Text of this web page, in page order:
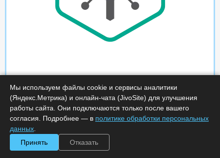
Мы используем файлы cookie и сервисы аналитики
(Яндекс.Метрика) и онлайн-чата (JivoSite) для улучшения
работы сайта. Они подключаются только после вашего
согласия. Подробнее — в политике обработки персональных
данных
Принять
Отказать